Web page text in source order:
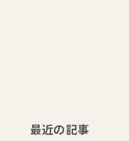
最近の記事